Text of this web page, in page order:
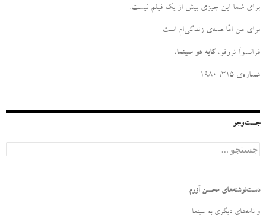
برای شما این چیزی بیش از یک فیلم نیست.
برای من امّا همه‌ی زندگی‌ام است.
فرانسوآ تروفو، کایه دو سینما،
شماره‌ی ۳۱۵، ۱۹۸۰
جست‌وجو
ج
س
و
ر
دست‌نوشته‌های محسن آزرم
و نامه‌‌های دیگری به سینما